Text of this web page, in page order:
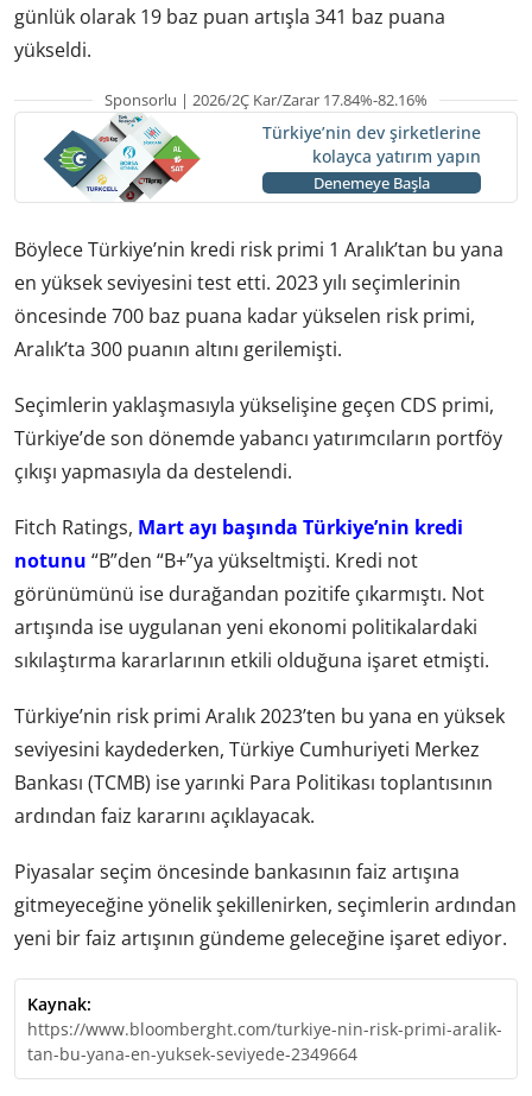
günlük olarak 19 baz puan artışla 341 baz puana
yükseldi.
Sponsorlu | 2026/2Ç Kar/Zarar 17.84%-82.16%
Türkiye’nin dev şirketlerine
kolayca yatırım yapın
Denemeye Başla
Böylece Türkiye’nin kredi risk primi 1 Aralık’tan bu yana
en yüksek seviyesini test etti. 2023 yılı seçimlerinin
öncesinde 700 baz puana kadar yükselen risk primi,
Aralık’ta 300 puanın altını gerilemişti.
Seçimlerin yaklaşmasıyla yükselişine geçen CDS primi,
Türkiye’de son dönemde yabancı yatırımcıların portföy
çıkışı yapmasıyla da destelendi.
Fitch Ratings, Mart ayı başında Türkiye’nin kredi
notunu “B”den “B+”ya yükseltmişti. Kredi not
görünümünü ise durağandan pozitife çıkarmıştı. Not
artışında ise uygulanan yeni ekonomi politikalardaki
sıkılaştırma kararlarının etkili olduğuna işaret etmişti.
Türkiye’nin risk primi Aralık 2023’ten bu yana en yüksek
seviyesini kaydederken, Türkiye Cumhuriyeti Merkez
Bankası (TCMB) ise yarınki Para Politikası toplantısının
ardından faiz kararını açıklayacak.
Piyasalar seçim öncesinde bankasının faiz artışına
gitmeyeceğine yönelik şekillenirken, seçimlerin ardından
yeni bir faiz artışının gündeme geleceğine işaret ediyor.
Kaynak:
https://www.bloomberght.com/turkiye-nin-risk-primi-aralik-
tan-bu-yana-en-yuksek-seviyede-2349664